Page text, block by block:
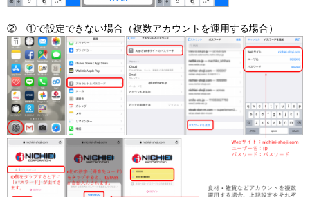
② ①で設定できない場合（複数アカウントを運用する場合）